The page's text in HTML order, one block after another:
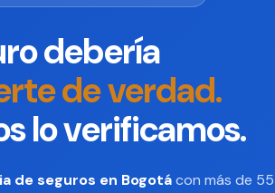
debería
de verdad.
lo verificamos.
de seguros en Bogotácon más de 55